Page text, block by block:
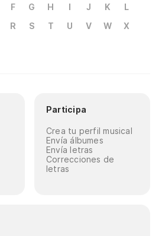
F G H I J K
L
R S T U V W
X
Participa
Crea tu perfil musical
Envía álbumes
Envía letras
Correcciones de
letras